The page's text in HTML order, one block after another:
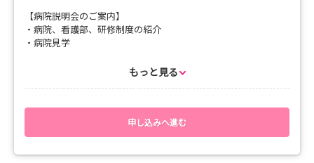
【持ち物】
・筆記用具
病院の雰囲気をリアルに体感できるチャンスです。
みなさんのご参加、お待ちしてます！
詳細については、お申込み後に担当者よりご案内をいたします。
【病院説明会のご案内】
・病院、看護部、研修制度の紹介
・病院見学
・募集要項の紹介 等をさせていただきます。
※随時開催でも受付中です。随時の個別調整受付画面から予約く
ださい。詳細については個別にご連絡いたします。
もっと見る
申し込みへ進む